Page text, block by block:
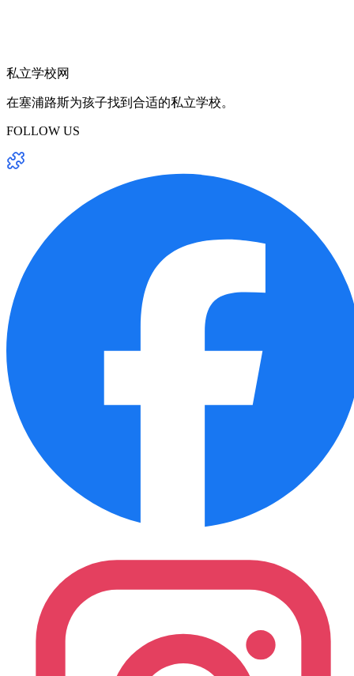
私立学校网
在塞浦路斯为孩子找到合适的私立学校。
FOLLOW US